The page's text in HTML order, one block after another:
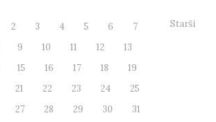
2 3 4 5 6
7
9 10 11 12
13
15 16 17 18
19
21 22 23 24
25
27 28 29 30
31
Starší